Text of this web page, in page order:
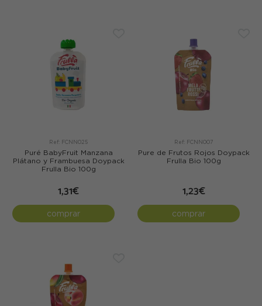
Ref: FCNN025
Puré BabyFruit Manzana
Plátano y Frambuesa Doypack
Frulla Bio 100g
1,31€
comprar
Ref: FCNN007
Pure de Frutos Rojos Doypack
Frulla Bio 100g
1,23€
comprar